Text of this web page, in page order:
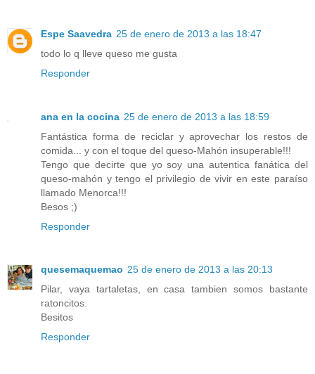
Espe Saavedra 25 de enero de 2013 a las 18:47
todo lo q lleve queso me gusta
Responder
ana en la cocina 25 de enero de 2013 a las 18:59
Fantástica forma de reciclar y aprovechar los restos de
comida... y con el toque del queso-Mahón insuperable!!!
Tengo que decirte que yo soy una autentica fanática del
queso-mahón y tengo el privilegio de vivir en este paraíso
llamado Menorca!!!
Besos ;)
Responder
quesemaquemao 25 de enero de 2013 a las 20:13
Pilar, vaya tartaletas, en casa tambien somos bastante
ratoncitos.
Besitos
Responder